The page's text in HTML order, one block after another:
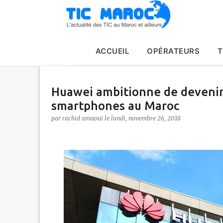
ACCUEIL OPÉRATEURS
Huawei ambitionne de
smartphones au Maroc
par rachid amaoui le lundi, novembre 26, 2018